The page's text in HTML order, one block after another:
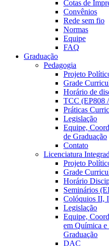
Cotas de
Convênios
Rede sem fio
Normas
Equipe
FAQ
Graduação
Pedagogia
Projeto
Grade
Horário de
TCC (EP808
Práticas
Legislação
Equipe,
de Graduação
Contato
Licenciatura
Projeto
Grade
Horário
Seminários
Colóquios II,
Legislação
Equipe,
em Química e
Graduação
DAC